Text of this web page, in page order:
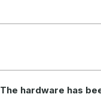
The hardware has